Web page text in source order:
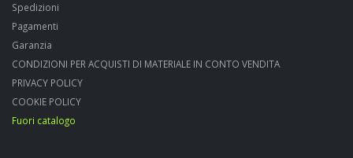
Spedizioni
Pagamenti
Garanzia
CONDIZIONI PER ACQUISTI DI MATERIALE IN CONTO VENDITA
PRIVACY POLICY
COOKIE POLICY
Fuori catalogo